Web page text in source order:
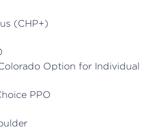
(CHP+)
Option for Individual
PPO